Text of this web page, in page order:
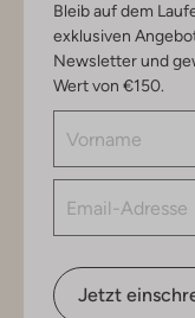
Bleib auf dem
exklusiven
Newsletter und
Wert von €150.
Jetzt